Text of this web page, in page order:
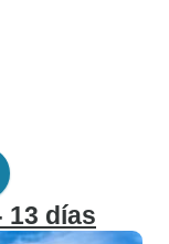
13 días